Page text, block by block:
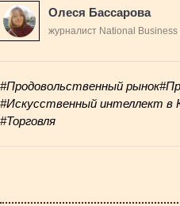
Олеся Бассарова
журналист National Business
#Продовольственный рынок
#Искусственный интеллект в
#Торговля